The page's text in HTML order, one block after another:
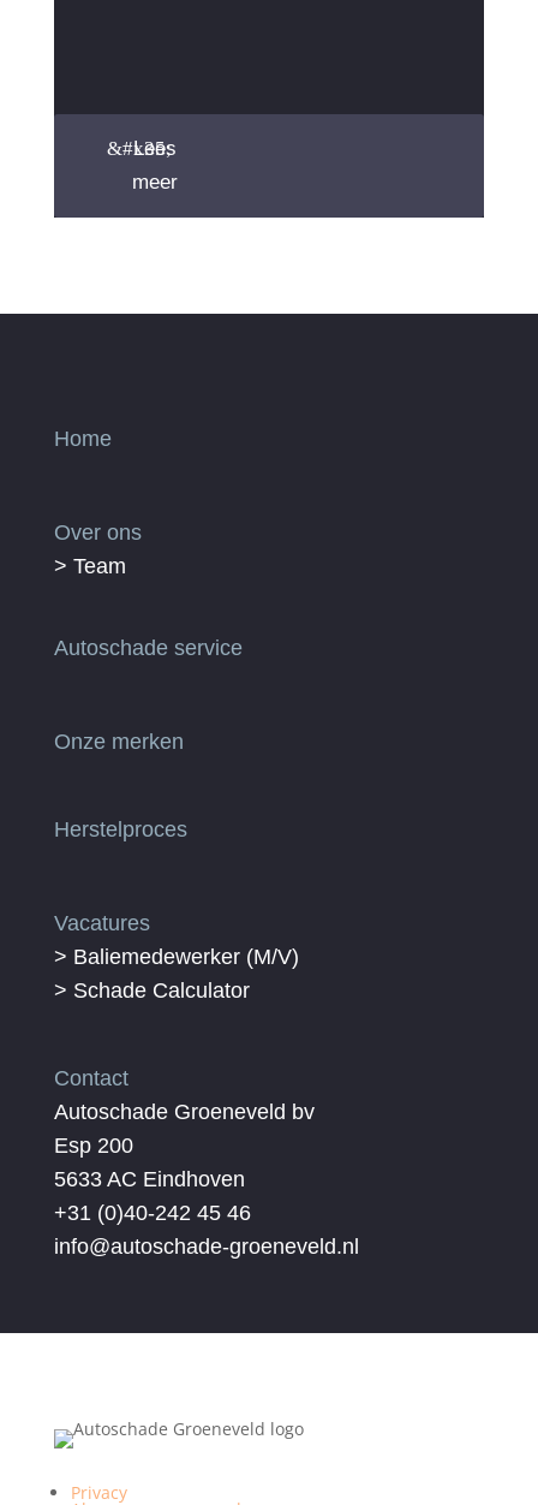
Lees
meer
Home
Over ons
> Team
Autoschade service
Onze merken
Herstelproces
Vacatures
> Baliemedewerker (M/V)
> Schade Calculator
Contact
Autoschade Groeneveld bv
Esp 200
5633 AC Eindhoven
+31 (0)40-242 45 46
info@autoschade-groeneveld.nl
Privacy